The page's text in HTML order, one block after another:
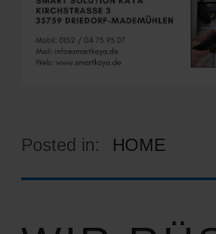
Posted in: HOME